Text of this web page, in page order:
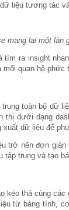
liệu tương tác
mang lại một làn
tìm ra insight
quan hệ phức
toàn bộ dữ
thị dưới dạng
dữ liệu để
trở nên đơn
trung và tạo
kéo thả cùng
từ bảng tính,